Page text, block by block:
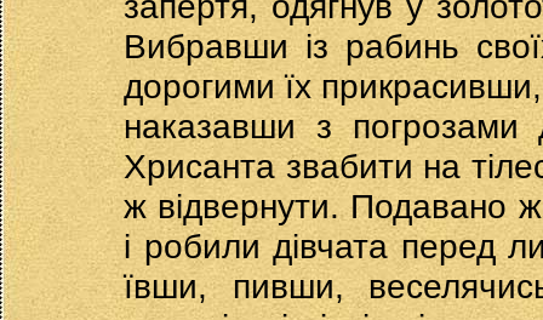
Вибравши із рабинь
дорогими їх прикрасивши,
наказавши з погрозами
Хрисанта звабити на
ж відвернути. Подавано ж
і робили дівчата перед
ївши, пивши,